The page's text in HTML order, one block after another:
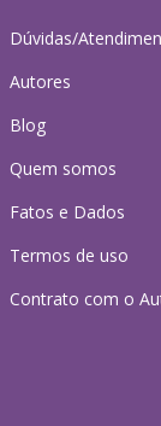
Dúvidas/
Autores
Blog
Quem somos
Fatos e Dados
Termos de uso
Contrato com o